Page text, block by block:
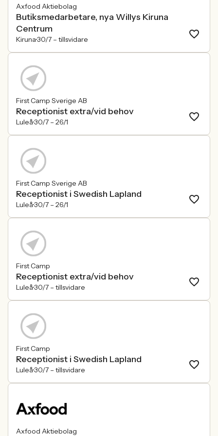
Axfood Aktiebolag
Butiksmedarbetare, nya Willys Kiruna
Centrum
Kiruna30/7 – tillsvidare
First Camp Sverige AB
Receptionist extra/vid behov
Luleå30/7 – 26/1
First Camp Sverige AB
Receptionist i Swedish Lapland
Luleå30/7 – 26/1
First Camp
Receptionist extra/vid behov
Luleå30/7 – tillsvidare
First Camp
Receptionist i Swedish Lapland
Luleå30/7 – tillsvidare
Axfood Aktiebolag